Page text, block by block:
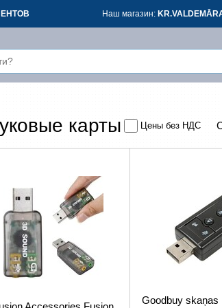
Наш магазин:
карты Цены без НДС
Goodbuy skaņas